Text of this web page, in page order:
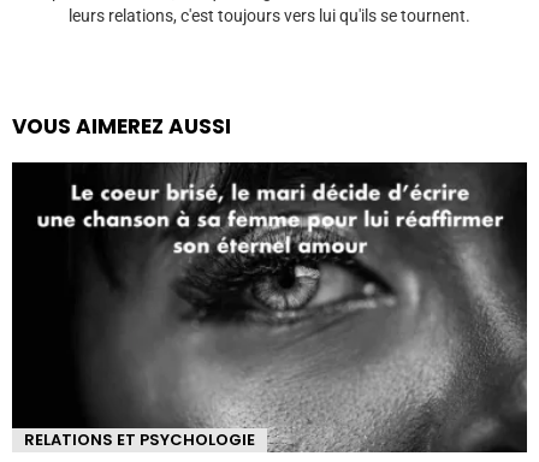
leurs relations, c'est toujours vers lui qu'ils se tournent.
VOUS AIMEREZ AUSSI
RELATIONS ET PSYCHOLOGIE